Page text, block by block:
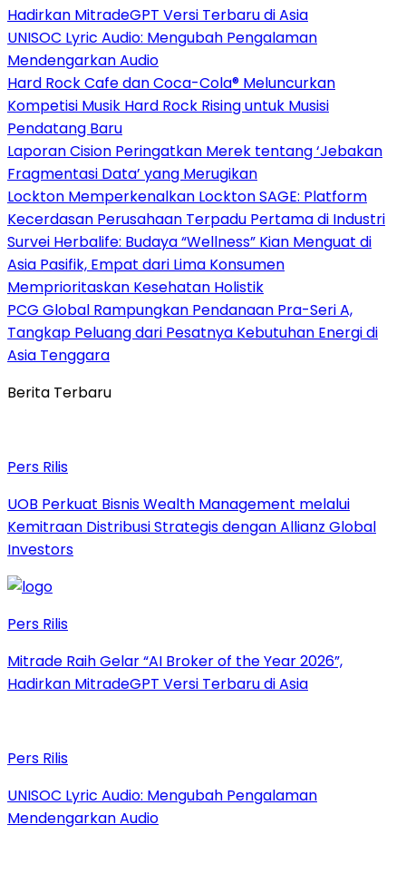
Hadirkan MitradeGPT Versi Terbaru di Asia
UNISOC Lyric Audio: Mengubah Pengalaman
Mendengarkan Audio
Hard Rock Cafe dan Coca-Cola® Meluncurkan
Kompetisi Musik Hard Rock Rising untuk Musisi
Pendatang Baru
Laporan Cision Peringatkan Merek tentang ‘Jebakan
Fragmentasi Data’ yang Merugikan
Lockton Memperkenalkan Lockton SAGE: Platform
Kecerdasan Perusahaan Terpadu Pertama di Industri
Survei Herbalife: Budaya “Wellness” Kian Menguat di
Asia Pasifik, Empat dari Lima Konsumen
Memprioritaskan Kesehatan Holistik
PCG Global Rampungkan Pendanaan Pra-Seri A,
Tangkap Peluang dari Pesatnya Kebutuhan Energi di
Asia Tenggara
Berita Terbaru
Pers Rilis
UOB Perkuat Bisnis Wealth Management melalui
Kemitraan Distribusi Strategis dengan Allianz Global
Investors
Pers Rilis
Mitrade Raih Gelar “AI Broker of the Year 2026”,
Hadirkan MitradeGPT Versi Terbaru di Asia
Pers Rilis
UNISOC Lyric Audio: Mengubah Pengalaman
Mendengarkan Audio